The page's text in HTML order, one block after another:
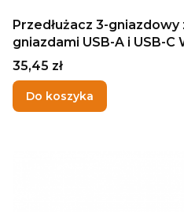
Przedłużacz 3-gniazdowy
gniazdami USB-A i USB-C
Cena
35,45 zł
Do koszyka